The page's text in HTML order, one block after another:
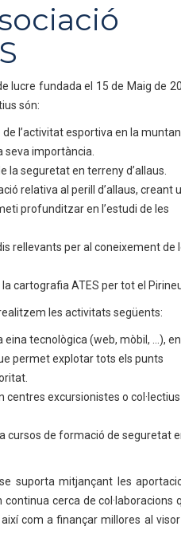
lucre fundada el 15 de Maig de
són:
l’activitat esportiva en la
seva importància.
la seguretat en terreny d’allaus.
relativa al perill d’allaus, creant
profunditzar en l’estudi de les
rellevants per al coneixement de
cartografia ATES per tot el
les activitats següents:
tecnològica (web, mòbil, ...),
permet explotar tots els punts
centres excursionistes o col·lectius
cursos de formació de seguretat
suporta mitjançant les
cerca de col·laboracions
com a finançar millores al